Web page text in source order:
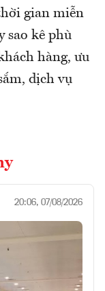
gian miễn
sao kê phù
hàng, ưu
dịch vụ
20:06, 07/08/2026